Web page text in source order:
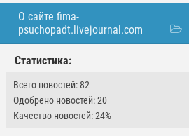
О сайте fima-
psuchopadt.livejournal.com
Статистика:
Всего новостей: 82
Одобрено новостей: 20
Качество новостей: 24%